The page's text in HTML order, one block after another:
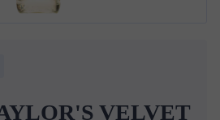
VELVET